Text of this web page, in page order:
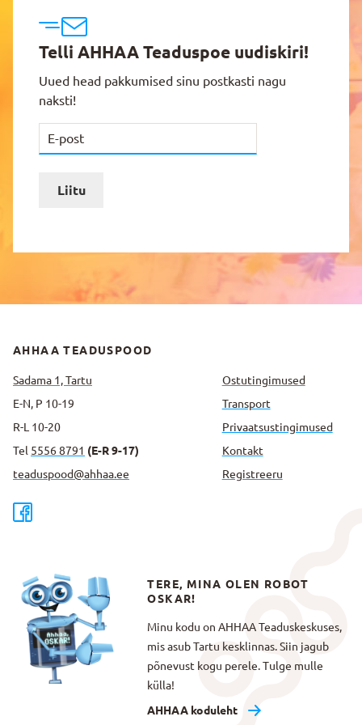
Telli AHHAA Teaduspoe uudiskiri!
Uued head pakkumised sinu postkasti nagu
naksti!
Liitu
AHHAA TEADUSPOOD
Sadama 1, Tartu
E-N, P 10-19
R-L 10-20
Tel 5556 8791 (E-R 9-17)
teaduspood@ahhaa.ee
Ostutingimused
Transport
Privaatsus­tingimused
Kontakt
Registreeru
TERE, MINA OLEN ROBOT
OSKAR!
Minu kodu on AHHAA Teaduskeskuses,
mis asub Tartu kesklinnas. Siin jagub
põnevust kogu perele. Tulge mulle
külla!
AHHAA koduleht